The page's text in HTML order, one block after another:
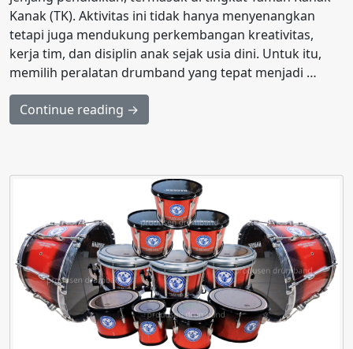
Kanak (TK). Aktivitas ini tidak hanya menyenangkan
tetapi juga mendukung perkembangan kreativitas,
kerja tim, dan disiplin anak sejak usia dini. Untuk itu,
memilih peralatan drumband yang tepat menjadi …
Continue reading →